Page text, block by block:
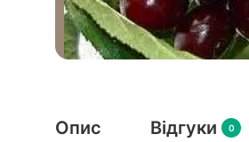
Опис Відгуки 0